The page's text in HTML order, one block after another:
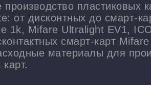
производство пластиковых
от дисконтных до смарт-
1k, Mifare Ultralight EV1,
смарт-карт
материалы для